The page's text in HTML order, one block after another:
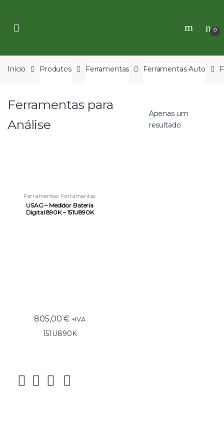
navigation
content
0
Início Produtos Ferramentas Ferramentas Auto
Ferramentas para
Análise
Apenas um
resultado
Ferramentas, Ferramentas
Auto,Ferramentas para Análise
USAG – Medidor Bateria
Digital 890K – 151U890K
805,00€ +IVA
151U890K